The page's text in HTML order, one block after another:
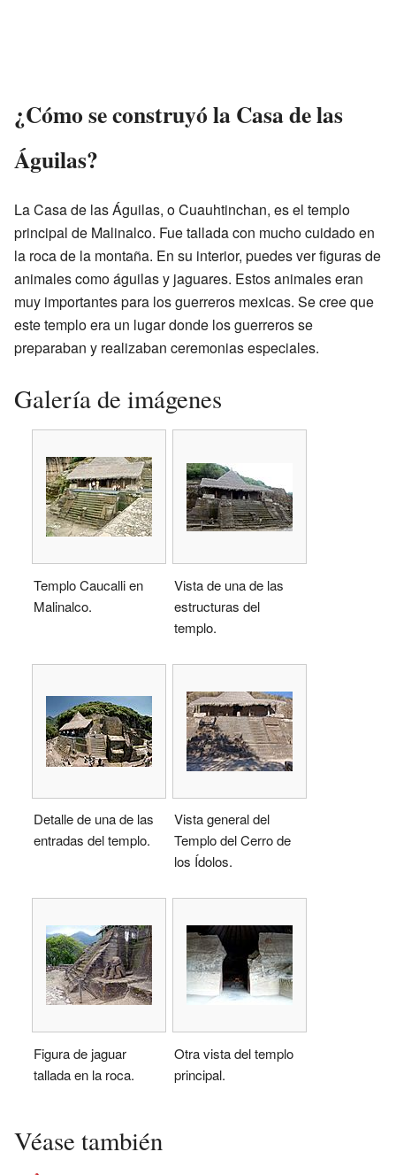
¿Cómo se construyó la Casa de las
Águilas?
La Casa de las Águilas, o Cuauhtinchan, es el templo
principal de Malinalco. Fue tallada con mucho cuidado en
la roca de la montaña. En su interior, puedes ver figuras de
animales como águilas y jaguares. Estos animales eran
muy importantes para los guerreros mexicas. Se cree que
este templo era un lugar donde los guerreros se
preparaban y realizaban ceremonias especiales.
Galería de imágenes
Templo Caucalli en
Malinalco.
Vista de una de las
estructuras del
templo.
Detalle de una de las
entradas del templo.
Vista general del
Templo del Cerro de
los Ídolos.
Figura de jaguar
tallada en la roca.
Otra vista del templo
principal.
Véase también